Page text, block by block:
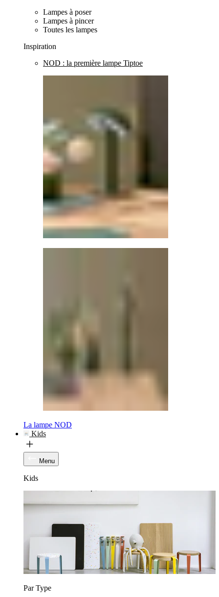
Lampes à poser
Lampes à pincer
Toutes les lampes
Inspiration
NOD : la première lampe Tiptoe
La lampe NOD
Kids
Menu
Kids
Par Type